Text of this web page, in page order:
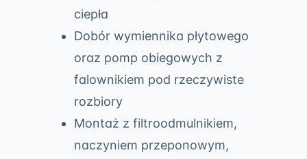
ciepła
Dobór wymiennika płytowego
oraz pomp obiegowych z
falownikiem pod rzeczywiste
rozbiory
Montaż z filtroodmulnikiem,
naczyniem przeponowym,